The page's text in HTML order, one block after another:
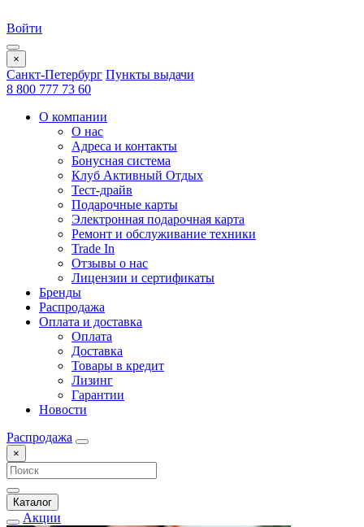
Войти
×
Санкт-Петербург Пункты выдачи
8 800 777 73 60
О компании
О нас
Адреса и контакты
Бонусная система
Клуб Активный Отдых
Тест-драйв
Подарочные карты
Электронная подарочная карта
Ремонт и обслуживание техники
Trade In
Отзывы о нас
Лицензии и сертификаты
Бренды
Распродажа
Оплата и доставка
Оплата
Доставка
Товары в кредит
Лизинг
Гарантии
Новости
Распродажа
×
Каталог
Акции